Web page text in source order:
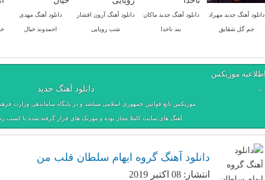
دانلود آهنگ جدید مهراد
جم گل شقایق
دانلود آهنگ جدید ماکان
بند ناخدا
دانلود آهنگ آرون افشار
شب رویایی
دانلود آهنگ مهدی
احمدوند خیال
اطلاعیه موزیکس
دانلود آهنگ جدید
موزیکس تابع قوانین جمهوری اسلامی میباشد و در پایگاه ساماندهی وزارت
آهنگ های سایت کاملا مجاز بوده و موزیک های قرار گرفته شده با کسب
دانلود آهنگ گروه ایهام سلطان قلب من
انتشار: 08 اکتبر 2019